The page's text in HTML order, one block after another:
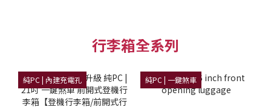
行李箱全系列
純PC | 內建充電孔 純PC | 一鍵煞車